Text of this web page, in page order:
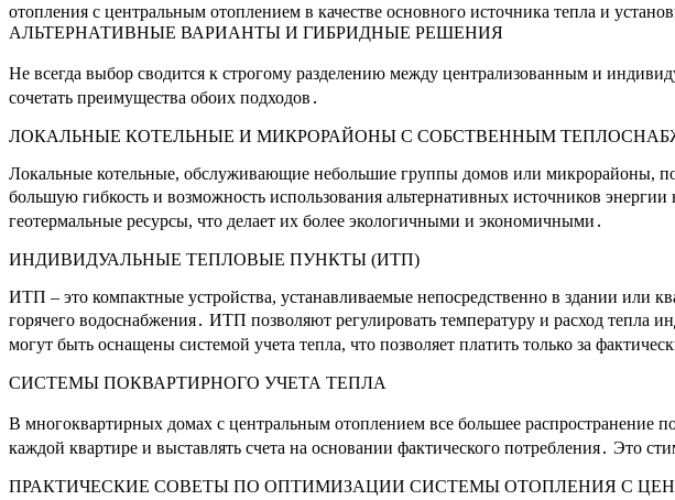
отопления с центральным отоплением в качестве основного источника тепла и
АЛЬТЕРНАТИВНЫЕ ВАРИАНТЫ И ГИБРИДНЫЕ РЕШЕНИЯ
Не всегда выбор сводится к строгому разделению между централизованным и
сочетать преимущества обоих подходов․
ЛОКАЛЬНЫЕ КОТЕЛЬНЫЕ И МИКРОРАЙОНЫ С СОБСТВЕННЫМ
Локальные котельные, обслуживающие небольшие группы домов или микрорайоны,
большую гибкость и возможность использования альтернативных источников
геотермальные ресурсы, что делает их более экологичными и экономичными․
ИНДИВИДУАЛЬНЫЕ ТЕПЛОВЫЕ ПУНКТЫ (ИТП)
ИТП – это компактные устройства, устанавливаемые непосредственно в здании или
горячего водоснабжения․ ИТП позволяют регулировать температуру и расход
могут быть оснащены системой учета тепла, что позволяет платить только за
СИСТЕМЫ ПОКВАРТИРНОГО УЧЕТА ТЕПЛА
В многоквартирных домах с центральным отоплением все большее распространение
каждой квартире и выставлять счета на основании фактического потребления․ Это
ПРАКТИЧЕСКИЕ СОВЕТЫ ПО ОПТИМИЗАЦИИ СИСТЕМЫ ОТОПЛЕНИЯ С